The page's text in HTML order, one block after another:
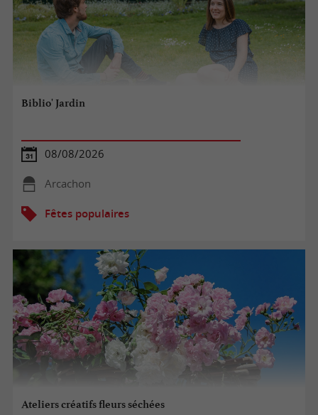
Biblio' Jardin
08/08/2026
Arcachon
Fêtes populaires
Ateliers créatifs fleurs séchées